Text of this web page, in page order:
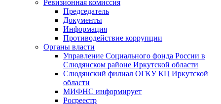
Ревизионная комиссия
Председатель
Документы
Информация
Противодействие коррупции
Органы власти
Управление Социального фонда России в
Слюдянском районе Иркутской области
Слюдянский филиал ОГКУ КЦ Иркутской
области
МИФНС информирует
Росреестр